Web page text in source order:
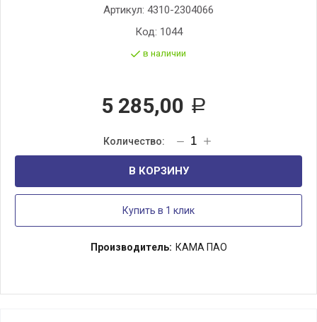
Артикул: 4310-2304066
Код: 1044
в наличии
5 285,00 Р
В КОРЗИНУ
Купить в 1 клик
Производитель: КАМА ПАО